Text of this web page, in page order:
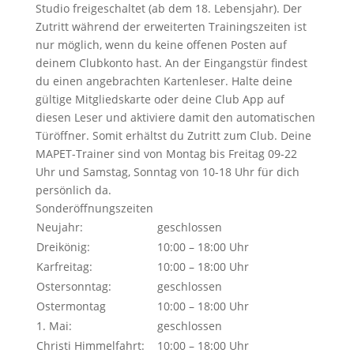
Studio freigeschaltet (ab dem 18. Lebensjahr). Der
Zutritt während der erweiterten Trainingszeiten ist
nur möglich, wenn du keine offenen Posten auf
deinem Clubkonto hast. An der Eingangstür findest
du einen angebrachten Kartenleser. Halte deine
gültige Mitgliedskarte oder deine Club App auf
diesen Leser und aktiviere damit den automatischen
Türöffner. Somit erhältst du Zutritt zum Club. Deine
MAPET-Trainer sind von Montag bis Freitag 09-22
Uhr und Samstag, Sonntag von 10-18 Uhr für dich
persönlich da.
Sonderöffnungszeiten
Neujahr:
geschlossen
Dreikönig:
10:00 – 18:00 Uhr
Karfreitag:
10:00 – 18:00 Uhr
Ostersonntag:
geschlossen
Ostermontag
10:00 – 18:00 Uhr
1. Mai:
geschlossen
Christi Himmelfahrt:
10:00 – 18:00 Uhr